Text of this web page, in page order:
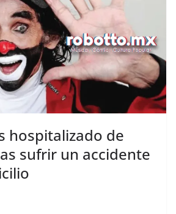
hospitalizado de
sufrir un accidente